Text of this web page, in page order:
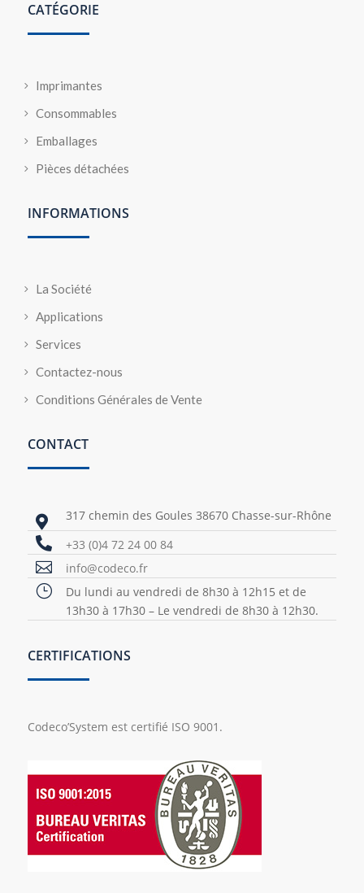
CATÉGORIE
Imprimantes
Consommables
Emballages
Pièces détachées
INFORMATIONS
La Société
Applications
Services
Contactez-nous
Conditions Générales de Vente
CONTACT
 317 chemin des Goules 38670 Chasse-sur-Rhône
 +33 (0)4 72 24 00 84
 info@codeco.fr
}
Du lundi au vendredi de 8h30 à 12h15 et de
13h30 à 17h30 – Le vendredi de 8h30 à 12h30.
CERTIFICATIONS
Codeco’System est certifié ISO 9001.